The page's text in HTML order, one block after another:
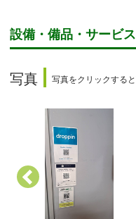
設備・備品・サービス
写真